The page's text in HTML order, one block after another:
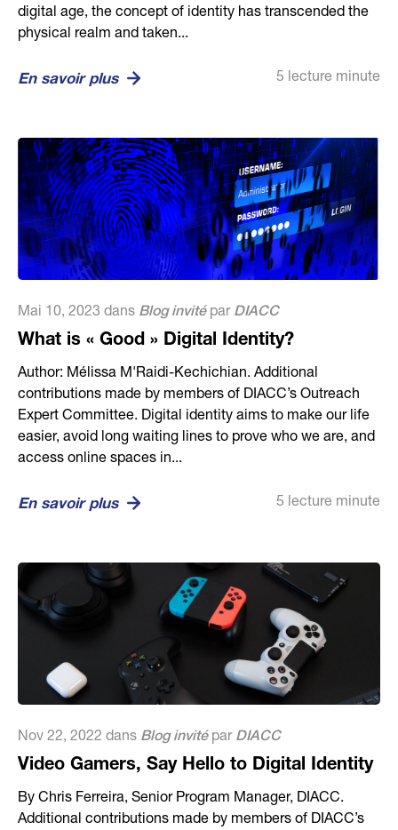
digital age, the concept of identity has transcended the
physical realm and taken...
En savoir plus 5 lecture minute
Mai 10, 2023 dans Blog invitépar DIACC
What is « Good » Digital Identity?
Author: Mélissa M'Raidi-Kechichian. Additional
contributions made by members of DIACC’s Outreach
Expert Committee. Digital identity aims to make our life
easier, avoid long waiting lines to prove who we are, and
access online spaces in...
En savoir plus 5 lecture minute
Nov 22, 2022 dans Blog invitépar DIACC
Video Gamers, Say Hello to Digital Identity
By Chris Ferreira, Senior Program Manager, DIACC.
Additional contributions made by members of DIACC’s